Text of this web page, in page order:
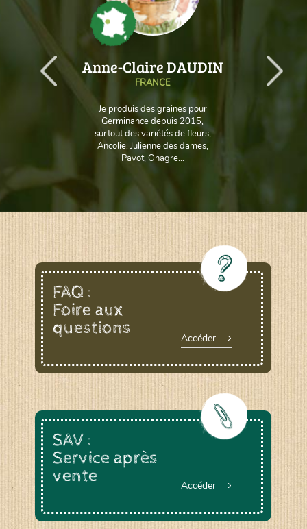
Anne-Claire DAUDIN
FRANCE
Je produis des graines pour
Germinance depuis 2015,
surtout des variétés de fleurs,
Ancolie, Julienne des dames,
Pavot, Onagre...
FAQ :
Foire aux
questions
Accéder
SAV :
Service après
vente
Accéder